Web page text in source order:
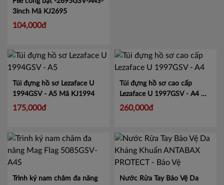
3inch Mã KJ2695
104,000đ
Túi đựng hồ sơ Lezaface U
1994GSV - A5 Mã KJ1994
175,000đ
Túi đựng hồ sơ cao cấp
Lezaface U 1997GSV - A4 Mã
KJ1997
260,000đ
Trình ký nam châm đa năng
Nước Rửa Tay Bảo Vệ Da